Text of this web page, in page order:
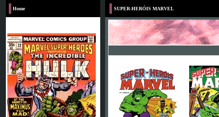
Home SUPER-HERÓIS MARVEL